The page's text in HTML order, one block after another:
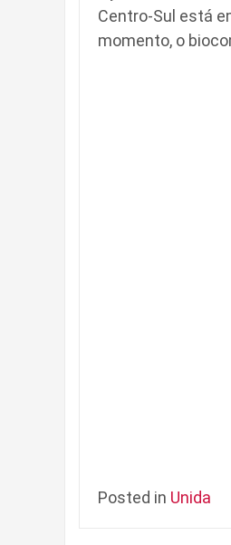
Centro-Sul está
momento, o
Posted in Unida